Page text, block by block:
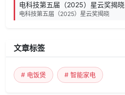
电科技第五届（2025）星云奖揭晓
电科技第五届（2025）星云奖揭晓
文章标签
# 电饭煲 # 智能家电